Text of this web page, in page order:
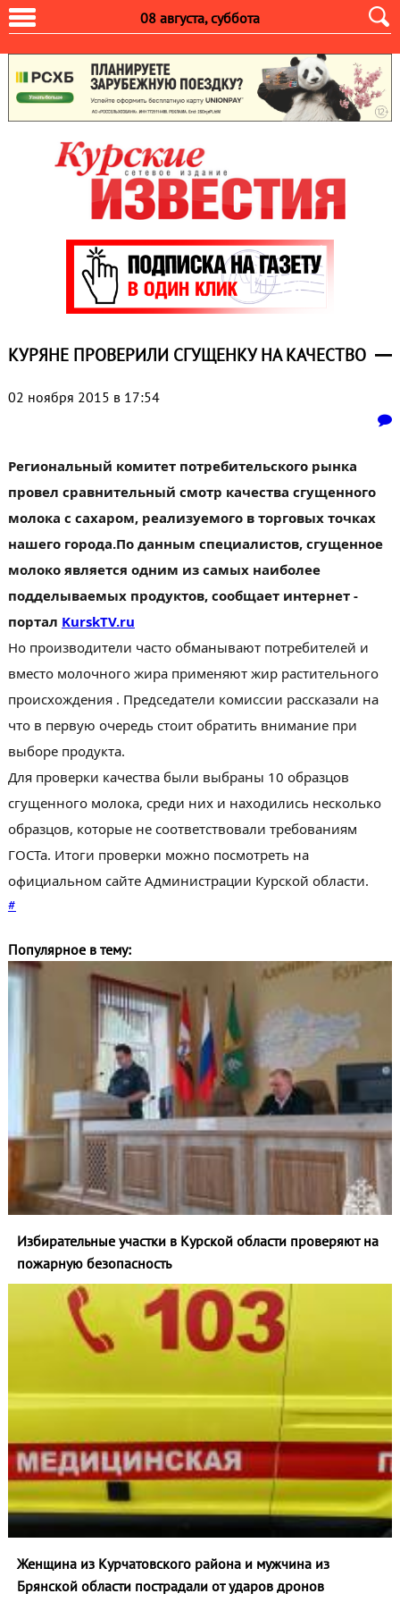
08 августа, суббота
КУРЯНЕ ПРОВЕРИЛИ СГУЩЕНКУ НА КАЧЕСТВО
02 ноября 2015 в 17:54
Региональный комитет потребительского рынка
провел сравнительный смотр качества сгущенного
молока с сахаром, реализуемого в торговых точках
нашего города.По данным специалистов, сгущенное
молоко является одним из самых наиболее
подделываемых продуктов, сообщает интернет -
портал KurskTV.ru
Но производители часто обманывают потребителей и
вместо молочного жира применяют жир растительного
происхождения . Председатели комиссии рассказали на
что в первую очередь стоит обратить внимание при
выборе продукта.
Для проверки качества были выбраны 10 образцов
сгущенного молока, среди них и находились несколько
образцов, которые не соответствовали требованиям
ГОСТа. Итоги проверки можно посмотреть на
официальном сайте Администрации Курской области.
#
Популярное в тему:
Избирательные участки в Курской области проверяют на
пожарную безопасность
Женщина из Курчатовского района и мужчина из
Брянской области пострадали от ударов дронов